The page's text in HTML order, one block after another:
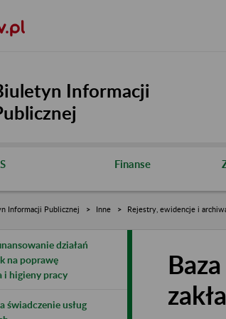
Informacji
Finanse
Informacji Publicznej Inne Rejestry, ewidencje i
działań
na poprawę
i higieny pracy
świadczenie usług